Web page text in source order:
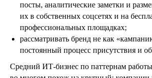
посты, аналитические заметки и
их в собственных соцсетях и на
профессиональных площадках;
рассматривать бренд не как
постоянный процесс присутствия и
Средний ИТ‑бизнес по паттернам